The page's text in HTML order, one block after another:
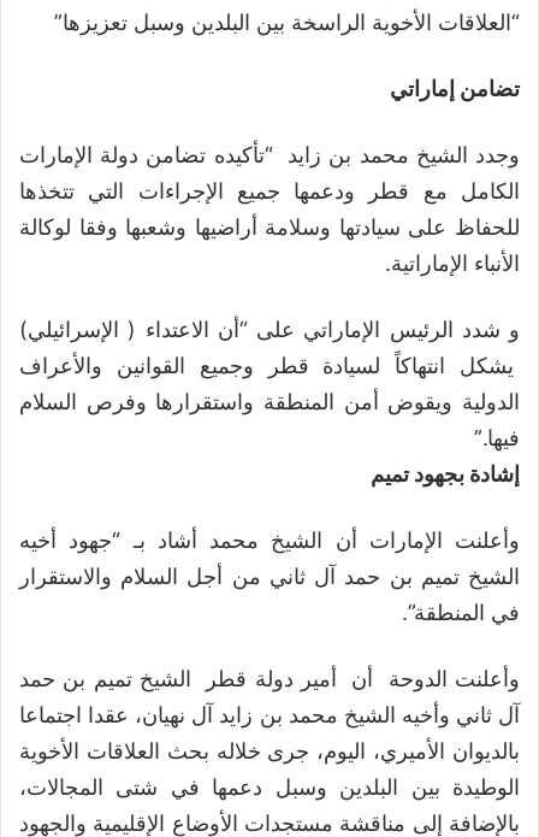
“العلاقات الأخوية الراسخة بين البلدين وسبل تعزيزها”
تضامن إماراتي
وجدد الشيخ محمد بن زايد “تأكيده تضامن دولة الإمارات
الكامل مع قطر ودعمها جميع الإجراءات التي تتخذها
للحفاظ على سيادتها وسلامة أراضيها وشعبها وفقا لوكالة
الأنباء الإماراتية.
و شدد الرئيس الإماراتي على “أن الاعتداء ( الإسرائيلي)
يشكل انتهاكاً لسيادة قطر وجميع القوانين والأعراف
الدولية ويقوض أمن المنطقة واستقرارها وفرص السلام
فيها.”
إشادة بجهود تميم
وأعلنت الإمارات أن الشيخ محمد أشاد بـ “جهود أخيه
الشيخ تميم بن حمد آل ثاني من أجل السلام والاستقرار
في المنطقة”.
وأعلنت الدوحة أن أمير دولة قطر الشيخ تميم بن حمد
آل ثاني وأخيه الشيخ محمد بن زايد آل نهيان، عقدا اجتماعا
بالديوان الأميري، اليوم، جرى خلاله بحث العلاقات الأخوية
الوطيدة بين البلدين وسبل دعمها في شتى المجالات،
بالإضافة إلى مناقشة مستجدات الأوضاع الإقليمية والجهود